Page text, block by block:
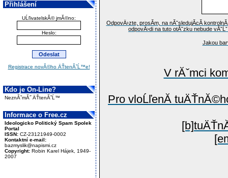
Přihlášení
UĹľivatelskĂ© jmĂ©no:
Heslo:
Registrace novĂ©ho ÄŤtenĂˇĹ™e!
Kdo je On-Line?
NeznĂˇmĂ˝ ÄŤtenĂˇĹ™
Informace o Free.cz
Ideologicko Politický Spam Spolek
Portal
ISSN: CZ-23121949-0002
Kontaktní e-mail:
bazmyslik@napismi.cz
Copyright: Robin Karel Hájek, 1949-
2007
OdpovÄ›zte, prosĂ­m, na nĂˇsledujĂ­cĂ­
odpovÄ›di na tuto otĂˇzku nebude
Jakou
V rĂˇmci
Pro vloĹľenĂ­